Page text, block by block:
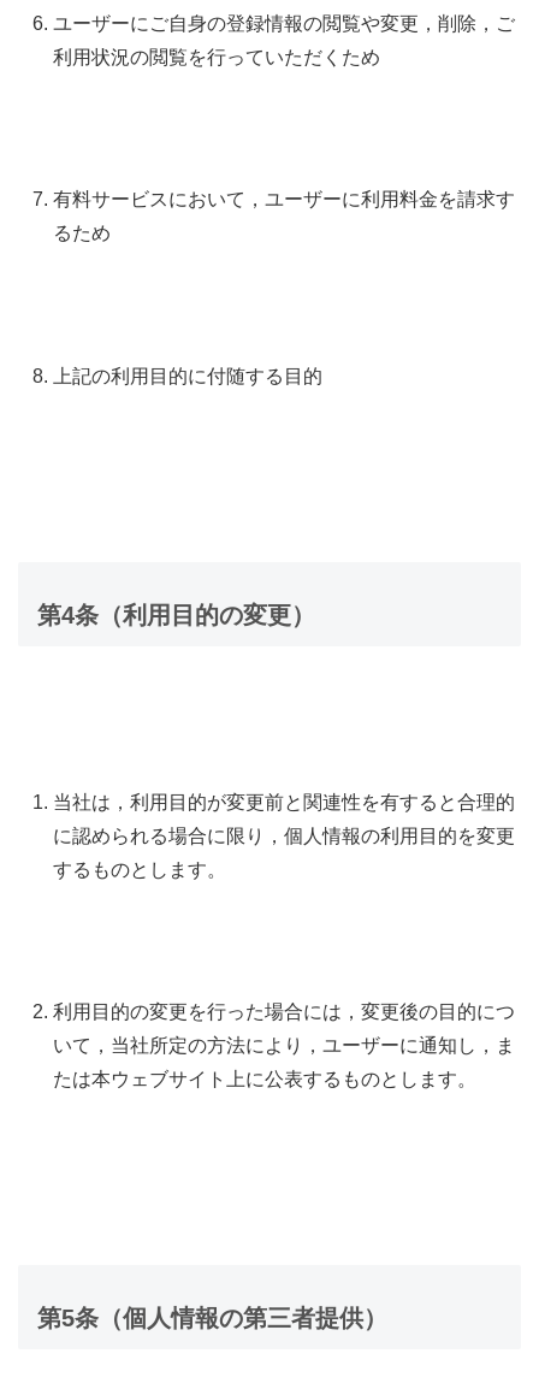
ユーザーにご自身の登録情報の閲覧や変更，削除，ご
利用状況の閲覧を行っていただくため
有料サービスにおいて，ユーザーに利用料金を請求す
るため
上記の利用目的に付随する目的
第4条（利用目的の変更）
当社は，利用目的が変更前と関連性を有すると合理的
に認められる場合に限り，個人情報の利用目的を変更
するものとします。
利用目的の変更を行った場合には，変更後の目的につ
いて，当社所定の方法により，ユーザーに通知し，ま
たは本ウェブサイト上に公表するものとします。
第5条（個人情報の第三者提供）